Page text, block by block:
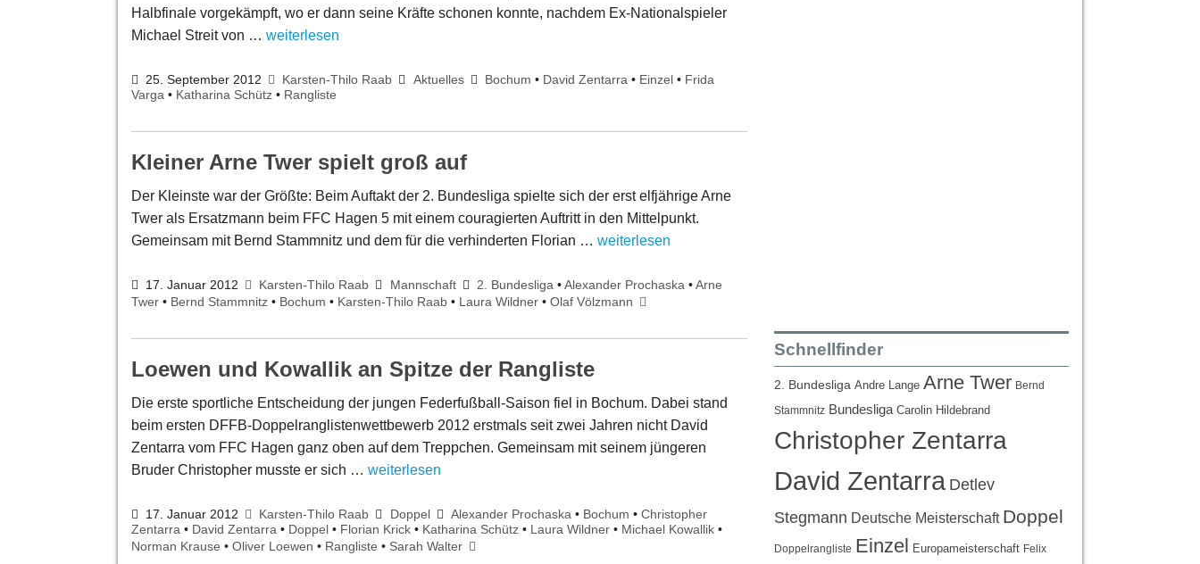
Halbfinale vorgekämpft, wo er dann seine Kräfte schonen konnte, nachdem Ex-Nationalspieler
Michael Streit von … weiterlesen
25. September 2012 Karsten-Thilo Raab Aktuelles Bochum • David Zentarra• Einzel• Frida
Varga • Katharina Schütz • Rangliste
Kleiner Arne Twer spielt groß auf
Der Kleinste war der Größte: Beim Auftakt der 2. Bundesliga spielte sich der erst elfjährige Arne
Twer als Ersatzmann beim FFC Hagen 5 mit einem couragierten Auftritt in den Mittelpunkt.
Gemeinsam mit Bernd Stammnitz und dem für die verhinderten Florian … weiterlesen
17. Januar 2012 Karsten-Thilo Raab Mannschaft 2. Bundesliga•Alexander Prochaska•Arne
Twer • Bernd Stammnitz • Bochum • Karsten-Thilo Raab • Laura Wildner • Olaf Völzmann
Loewen und Kowallik an Spitze der Rangliste
Die erste sportliche Entscheidung der jungen Federfußball-Saison fiel in Bochum. Dabei stand
beim ersten DFFB-Doppelranglistenwettbewerb 2012 erstmals seit zwei Jahren nicht David
Zentarra vom FFC Hagen ganz oben auf dem Treppchen. Gemeinsam mit seinem jüngeren
Bruder Christopher musste er sich … weiterlesen
17. Januar 2012 Karsten-Thilo Raab Doppel Alexander Prochaska • Bochum • Christopher
Zentarra • David Zentarra • Doppel • Florian Krick • Katharina Schütz • Laura Wildner • Michael Kowallik •
Norman Krause • Oliver Loewen • Rangliste • Sarah Walter
Schnellfinder
2. Bundesliga Andre Lange Arne Twer Bernd
Stammnitz Bundesliga Carolin Hildebrand
Christopher Zentarra
David Zentarra Detlev
Stegmann Deutsche Meisterschaft Doppel
Doppelrangliste Einzel Europameisterschaft Felix